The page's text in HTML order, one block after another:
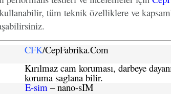
tüm teknik özelliklere ve
CFK/CepFabrika.Com
Kırılmaz cam koruması, darbeye
koruma saglana bilir.
E-sim – nano-sIM